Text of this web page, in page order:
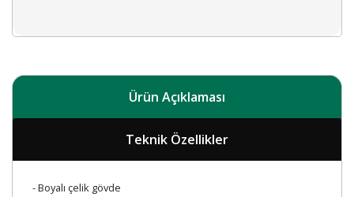
Ürün Açıklaması
Teknik Özellikler
- Boyalı çelik gövde